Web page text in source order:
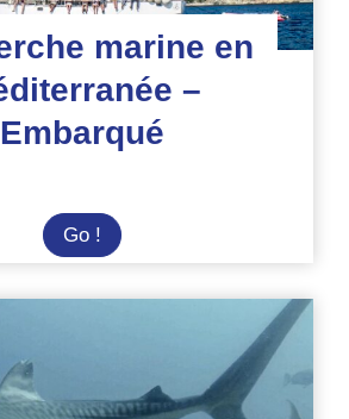
marine en
–
Embarqué
Go ! Recherche
marine
Embarqué